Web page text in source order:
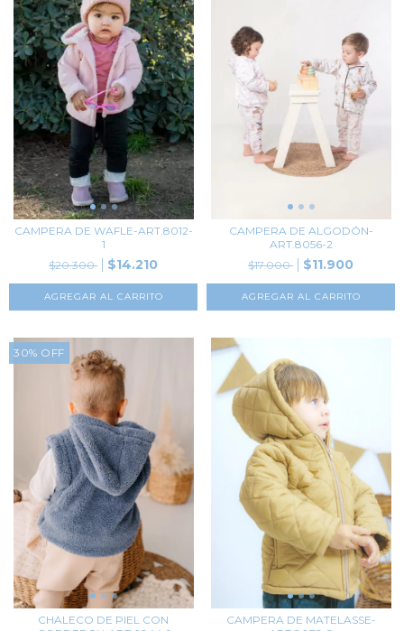
CAMPERA DE WAFLE-ART.8012-
1
$20.300
$14.210
AGREGAR AL CARRITO
CAMPERA DE ALGODÓN-
ART.8056-2
$17.000
$11.900
AGREGAR AL CARRITO
30% OFF
CHALECO DE PIEL CON
CAMPERA DE MATELASSE-